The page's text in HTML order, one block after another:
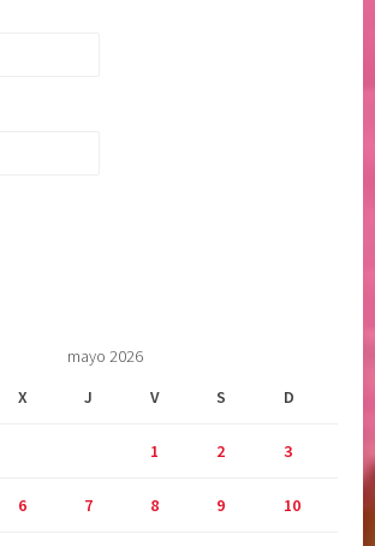
mayo 2026
X J V S D
1 2 3
6 7 8 9 10